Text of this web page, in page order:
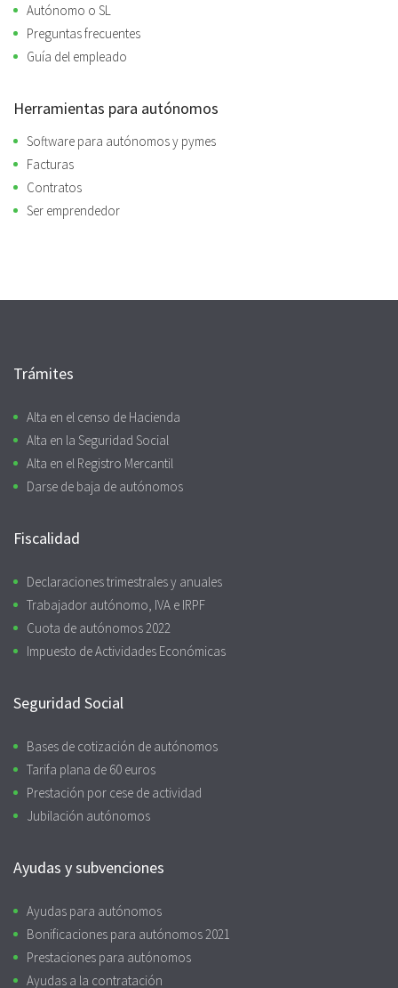
Autónomo o SL
Preguntas frecuentes
Guía del empleado
Herramientas para autónomos
Software para autónomos y pymes
Facturas
Contratos
Ser emprendedor
Trámites
Alta en el censo de Hacienda
Alta en la Seguridad Social
Alta en el Registro Mercantil
Darse de baja de autónomos
Fiscalidad
Declaraciones trimestrales y anuales
Trabajador autónomo, IVA e IRPF
Cuota de autónomos 2022
Impuesto de Actividades Económicas
Seguridad Social
Bases de cotización de autónomos
Tarifa plana de 60 euros
Prestación por cese de actividad
Jubilación autónomos
Ayudas y subvenciones
Ayudas para autónomos
Bonificaciones para autónomos 2021
Prestaciones para autónomos
Ayudas a la contratación